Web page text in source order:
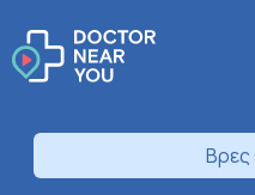
Βρες